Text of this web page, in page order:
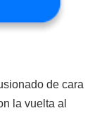
de cara
la vuelta al